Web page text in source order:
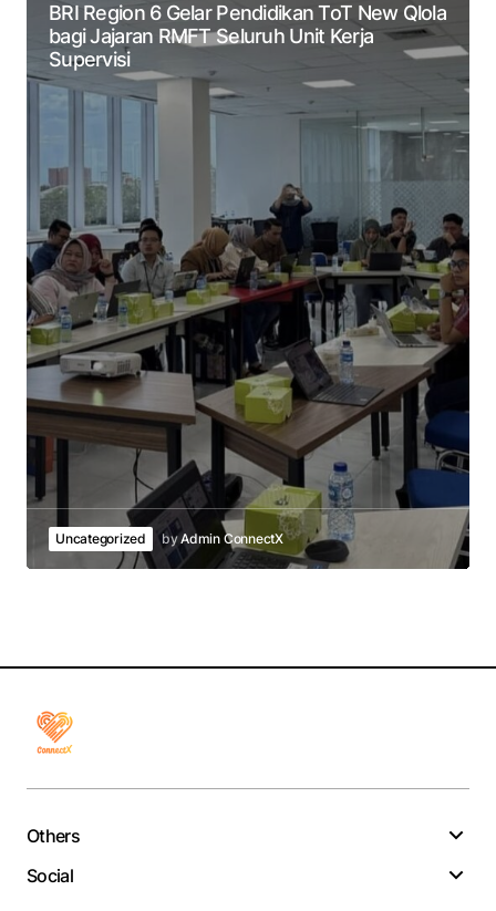
BRI Region 6 Gelar Pendidikan ToT New Qlola
bagi Jajaran RMFT Seluruh Unit Kerja
Supervisi
Uncategorized byAdmin ConnectX
Others
Social